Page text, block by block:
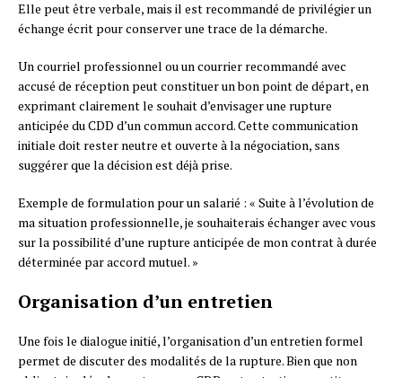
Elle peut être verbale, mais il est recommandé de privilégier un
échange écrit pour conserver une trace de la démarche.
Un courriel professionnel ou un courrier recommandé avec
accusé de réception peut constituer un bon point de départ, en
exprimant clairement le souhait d’envisager une rupture
anticipée du CDD d’un commun accord. Cette communication
initiale doit rester neutre et ouverte à la négociation, sans
suggérer que la décision est déjà prise.
Exemple de formulation pour un salarié : « Suite à l’évolution de
ma situation professionnelle, je souhaiterais échanger avec vous
sur la possibilité d’une rupture anticipée de mon contrat à durée
déterminée par accord mutuel. »
Organisation d’un entretien
Une fois le dialogue initié, l’organisation d’un entretien formel
permet de discuter des modalités de la rupture. Bien que non